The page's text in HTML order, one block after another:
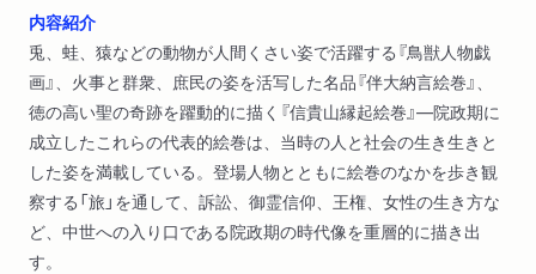
内容紹介
兎、蛙、猿などの動物が人間くさい姿で活躍する『鳥獣人物戯
画』、火事と群衆、庶民の姿を活写した名品『伴大納言絵巻』、
徳の高い聖の奇跡を躍動的に描く『信貴山縁起絵巻』―院政期に
成立したこれらの代表的絵巻は、当時の人と社会の生き生きと
した姿を満載している。登場人物とともに絵巻のなかを歩き観
察する「旅」を通して、訴訟、御霊信仰、王権、女性の生き方な
ど、中世への入り口である院政期の時代像を重層的に描き出
す。